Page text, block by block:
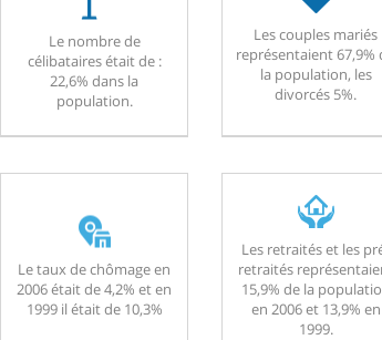
Le nombre de
célibataires était de :
22,6% dans la
population.
Les couples mariés
représentaient 67,9%
la population, les
divorcés 5%.
Le taux de chômage en
2006 était de 4,2% et en
1999 il était de 10,3%
Les retraités et les
retraités
15,9% de la
en 2006 et 13,9% en
1999.